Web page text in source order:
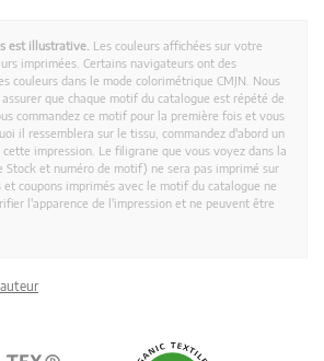
est illustrative. Les couleurs affichées sur votre
imprimées. Certains navigateurs ont des
couleurs dans le mode colorimétrique CMJN. Nous
que chaque motif du catalogue est répété de
commandez ce motif pour la première fois et vous
il ressemblera sur le tissu, commandez d'abord un
impression. Le filigrane que vous voyez dans la
Stock et numéro de motif) ne sera pas imprimé sur
coupons imprimés avec le motif du catalogue ne
l'apparence de l'impression et ne peuvent être